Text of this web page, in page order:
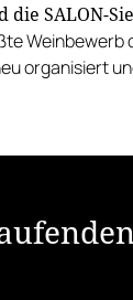
die SALON-
Weinbewerb
organisiert